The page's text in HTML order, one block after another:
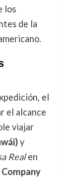
los
de la
el
el alcance
viajar
y
Realen